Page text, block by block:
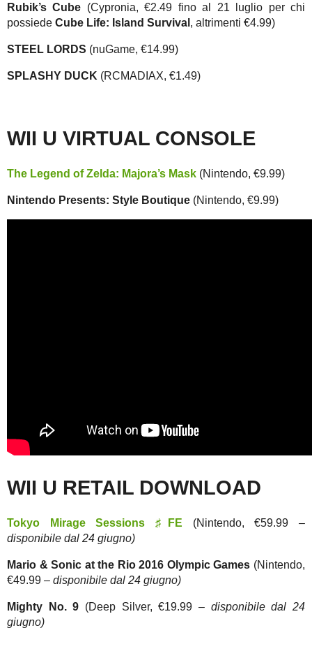
Rubik’s Cube (Cypronia, €2.49 fino al 21 luglio per chi
possiede Cube Life: Island Survival , altrimenti €4.99)
STEEL LORDS (nuGame, €14.99)
SPLASHY DUCK (RCMADIAX, €1.49)
WII U VIRTUAL CONSOLE
The Legend of Zelda: Majora’s Mask (Nintendo, €9.99)
Nintendo Presents: Style Boutique (Nintendo, €9.99)
WII U RETAIL DOWNLOAD
Tokyo Mirage Sessions ♯FE (Nintendo, €59.99 –
disponibile dal 24 giugno)
Mario & Sonic at the Rio 2016 Olympic Games (Nintendo,
€49.99 – disponibile dal 24 giugno)
Mighty No. 9 (Deep Silver, €19.99 – disponibile dal 24
giugno)